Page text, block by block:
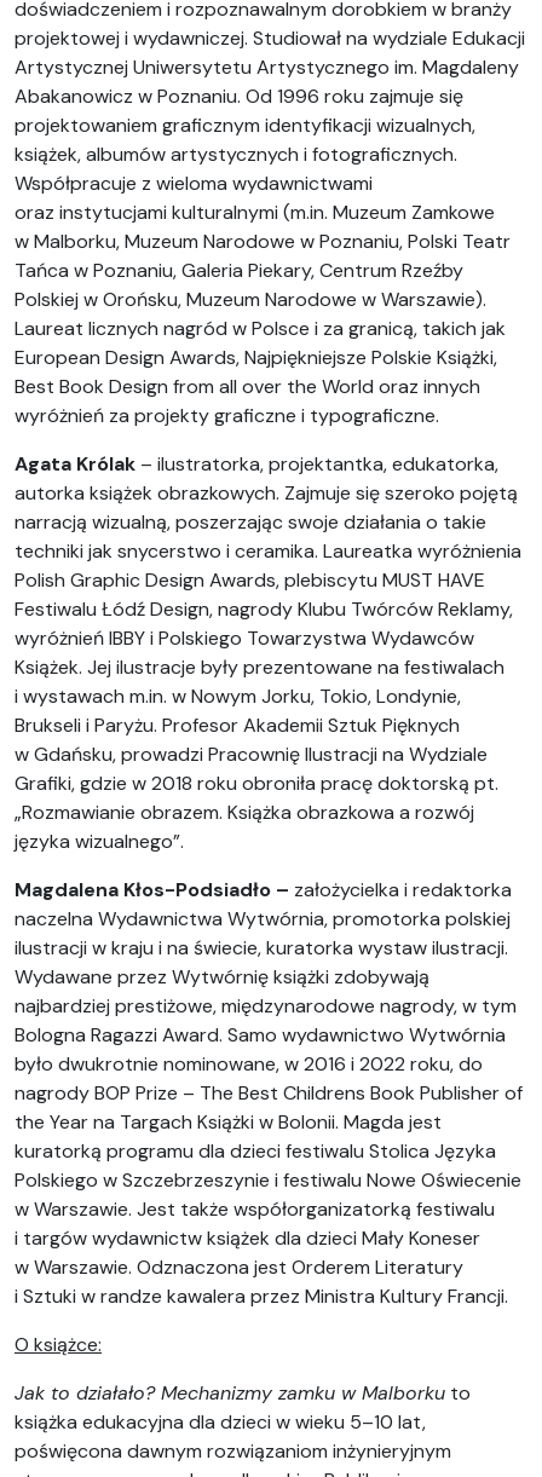
doświadczeniem i rozpoznawalnym dorobkiem w branży
projektowej i wydawniczej. Studiował na wydziale Edukacji
Artystycznej Uniwersytetu Artystycznego im. Magdaleny
Abakanowicz w Poznaniu. Od 1996 roku zajmuje się
projektowaniem graficznym identyfikacji wizualnych,
książek, albumów artystycznych i fotograficznych.
Współpracuje z wieloma wydawnictwami
oraz instytucjami kulturalnymi (m.in. Muzeum Zamkowe
w Malborku, Muzeum Narodowe w Poznaniu, Polski Teatr
Tańca w Poznaniu, Galeria Piekary, Centrum Rzeźby
Polskiej w Orońsku, Muzeum Narodowe w Warszawie).
Laureat licznych nagród w Polsce i za granicą, takich jak
European Design Awards, Najpiękniejsze Polskie Książki,
Best Book Design from all over the World oraz innych
wyróżnień za projekty graficzne i typograficzne.
Agata Królak – ilustratorka, projektantka, edukatorka,
autorka książek obrazkowych. Zajmuje się szeroko pojętą
narracją wizualną, poszerzając swoje działania o takie
techniki jak snycerstwo i ceramika. Laureatka wyróżnienia
Polish Graphic Design Awards, plebiscytu MUST HAVE
Festiwalu Łódź Design, nagrody Klubu Twórców Reklamy,
wyróżnień IBBY i Polskiego Towarzystwa Wydawców
Książek. Jej ilustracje były prezentowane na festiwalach
i wystawach m.in. w Nowym Jorku, Tokio, Londynie,
Brukseli i Paryżu. Profesor Akademii Sztuk Pięknych
w Gdańsku, prowadzi Pracownię Ilustracji na Wydziale
Grafiki, gdzie w 2018 roku obroniła pracę doktorską pt.
„Rozmawianie obrazem. Książka obrazkowa a rozwój
języka wizualnego”.
Magdalena Kłos-Podsiadło – założycielka i redaktorka
naczelna Wydawnictwa Wytwórnia, promotorka polskiej
ilustracji w kraju i na świecie, kuratorka wystaw ilustracji.
Wydawane przez Wytwórnię książki zdobywają
najbardziej prestiżowe, międzynarodowe nagrody, w tym
Bologna Ragazzi Award. Samo wydawnictwo Wytwórnia
było dwukrotnie nominowane, w 2016 i 2022 roku, do
nagrody BOP Prize – The Best Childrens Book Publisher of
the Year na Targach Książki w Bolonii. Magda jest
kuratorką programu dla dzieci festiwalu Stolica Języka
Polskiego w Szczebrzeszynie i festiwalu Nowe Oświecenie
w Warszawie. Jest także współorganizatorką festiwalu
i targów wydawnictw książek dla dzieci Mały Koneser
w Warszawie. Odznaczona jest Orderem Literatury
i Sztuki w randze kawalera przez Ministra Kultury Francji.
O książce:
Jak to działało? Mechanizmy zamku w Malborku to
książka edukacyjna dla dzieci w wieku 5–10 lat,
poświęcona dawnym rozwiązaniom inżynieryjnym